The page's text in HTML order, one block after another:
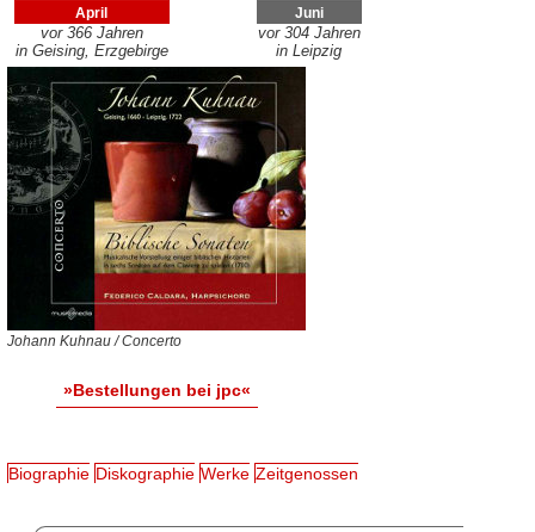
April
vor 366 Jahren
in Geising, Erzgebirge
Juni
vor 304 Jahren
in Leipzig
Johann Kuhnau / Concerto
»Bestellungen bei jpc«
Biographie Diskographie Werke Zeitgenossen